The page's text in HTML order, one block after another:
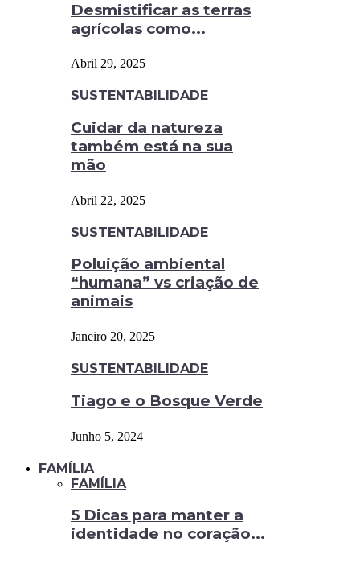
Desmistificar as terras
agrícolas como...
Abril 29, 2025
SUSTENTABILIDADE
Cuidar da natureza
também está na sua
mão
Abril 22, 2025
SUSTENTABILIDADE
Poluição ambiental
“humana” vs criação de
animais
Janeiro 20, 2025
SUSTENTABILIDADE
Tiago e o Bosque Verde
Junho 5, 2024
FAMÍLIA
FAMÍLIA
5 Dicas para manter a
identidade no coração...